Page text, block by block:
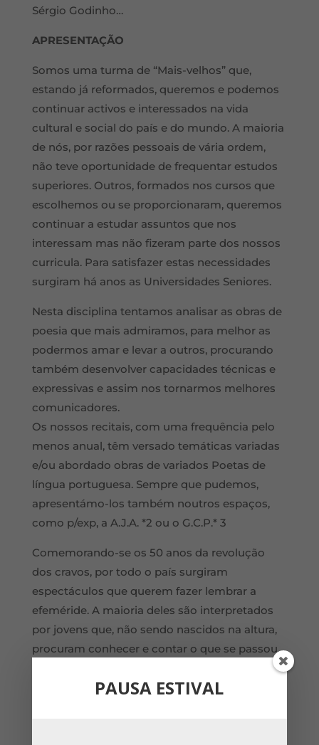
Sérgio Godinho…
APRESENTAÇÃO
Somos uma turma de “Mais-velhos” que,
estando já reformados, queremos e podemos
continuar activos e interessados na vida
cultural e social do país e do mundo. A maioria
de nós, por razões pessoais de vária ordem,
não teve oportunidade de frequentar estudos
superiores. Outros, formados nos cursos que
escolhemos ou se proporcionaram, queremos
continuar a estudar assuntos que nos
interessam mas não fizeram parte dos nossos
curricula. Para satisfazer estas necessidades
surgiram há anos as Universidades Seniores.
Nesta disciplina tentamos analisar as obras de
poesia que mais admiramos, para melhor as
podermos amar e levar a outros, procurando
também desenvolver capacidades técnicas e
expressivas e assim nos tornarmos melhores
comunicadores.
Os nossos recitais, com uma frequência pelo
menos anual, têm versado temáticas variadas
e/ou abordado obras de variados Poetas de
língua portuguesa. Sempre que pudemos,
apresentámo-los também noutros espaços,
como p/exp, a A.J.A. *2 ou o G.C.P.* 3
Comemorando-se os 50 anos da revolução
dos cravos, por todo o país surgiram
espectáculos que querem fazer lembrar a
efeméride. A maioria deles são interpretados
por jovens que, não sendo nascidos na altura,
procuram conhecer e contar o que se passou,
acontecimentos para aqueles que, como nós,
PAUSA ESTIVAL